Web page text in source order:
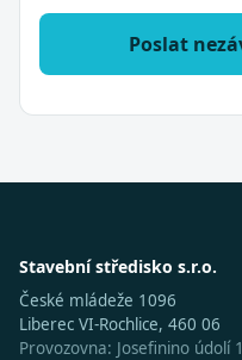
Poslat
Stavební středisko s.r.o.
České mládeže 1096
Liberec VI-Rochlice, 460 06
Provozovna: Josefinino údolí